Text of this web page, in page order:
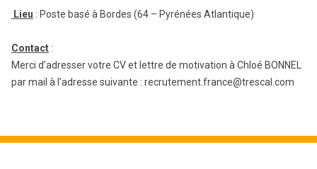
Lieu : Poste basé à Bordes (64 – Pyrénées Atlantique)
Contact :
Merci d’adresser votre CV et lettre de motivation à Chloé BONNEL
par mail à l’adresse suivante : recrutement.france@trescal.com